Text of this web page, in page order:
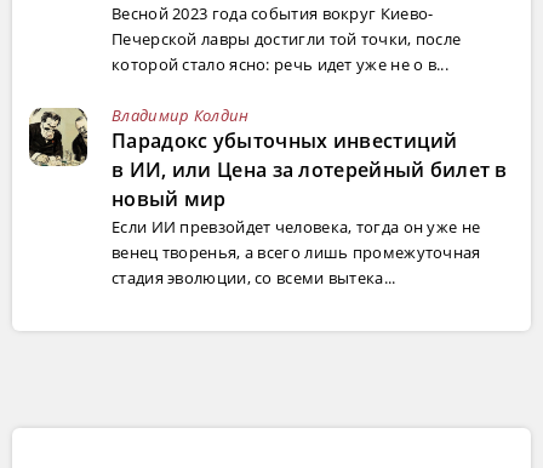
Весной 2023 года события вокруг Киево-
Печерской лавры достигли той точки, после
которой стало ясно: речь идет уже не о в...
Владимир Колдин
Парадокс убыточных инвестиций
в ИИ, или Цена за лотерейный билет в
новый мир
Если ИИ превзойдет человека, тогда он уже не
венец творенья, а всего лишь промежуточная
стадия эволюции, со всеми вытека...